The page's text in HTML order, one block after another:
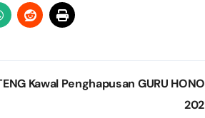
Kawal Penghapusan GURU